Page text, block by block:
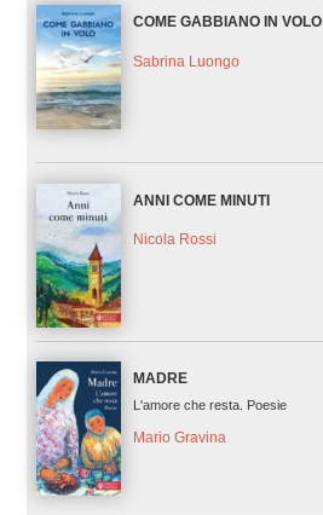
COME GABBIANO IN VOLO
Sabrina Luongo
ANNI COME MINUTI
Nicola Rossi
MADRE
L'amore che resta. Poesie
Mario Gravina